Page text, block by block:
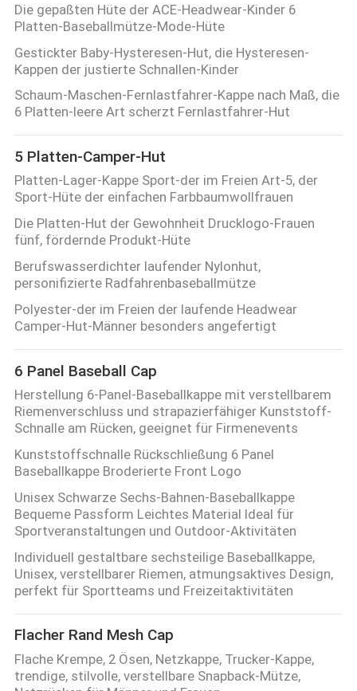
Die gepaßten Hüte der ACE-Headwear-Kinder 6
Platten-Baseballmütze-Mode-Hüte
Gestickter Baby-Hysteresen-Hut, die Hysteresen-
Kappen der justierte Schnallen-Kinder
Schaum-Maschen-Fernlastfahrer-Kappe nach Maß, die
6 Platten-leere Art scherzt Fernlastfahrer-Hut
5 Platten-Camper-Hut
Platten-Lager-Kappe Sport-der im Freien Art-5, der
Sport-Hüte der einfachen Farbbaumwollfrauen
Die Platten-Hut der Gewohnheit Drucklogo-Frauen
fünf, fördernde Produkt-Hüte
Berufswasserdichter laufender Nylonhut,
personifizierte Radfahrenbaseballmütze
Polyester-der im Freien der laufende Headwear
Camper-Hut-Männer besonders angefertigt
6 Panel Baseball Cap
Herstellung 6-Panel-Baseballkappe mit verstellbarem
Riemenverschluss und strapazierfähiger Kunststoff-
Schnalle am Rücken, geeignet für Firmenevents
Kunststoffschnalle Rückschließung 6 Panel
Baseballkappe Broderierte Front Logo
Unisex Schwarze Sechs-Bahnen-Baseballkappe
Bequeme Passform Leichtes Material Ideal für
Sportveranstaltungen und Outdoor-Aktivitäten
Individuell gestaltbare sechsteilige Baseballkappe,
Unisex, verstellbarer Riemen, atmungsaktives Design,
perfekt für Sportteams und Freizeitaktivitäten
Flacher Rand Mesh Cap
Flache Krempe, 2 Ösen, Netzkappe, Trucker-Kappe,
trendige, stilvolle, verstellbare Snapback-Mütze,